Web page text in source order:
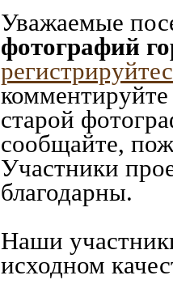
Уважаемые
фотографий
старой
сообщайте,
Участники
благодарны.
Наши
исходном